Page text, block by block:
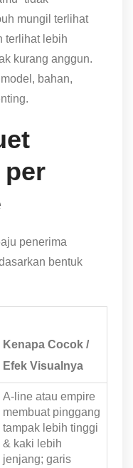
mungil terlihat
terlihat lebih
kurang anggun.
bahan,
penerima
bentuk
Kenapa Cocok /
Efek Visualnya
A-line atau empire
membuat pinggang
tampak lebih tinggi
& kaki lebih
jenjang; garis